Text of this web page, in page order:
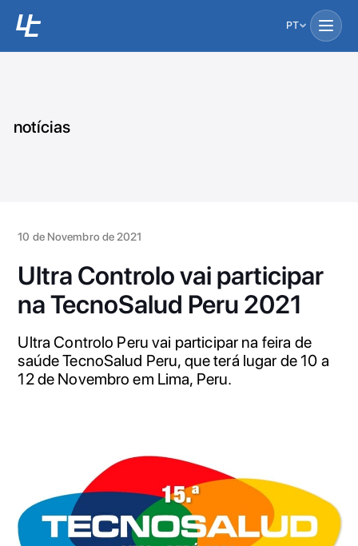
PT
notícias
10 de Novembro de 2021
Ultra Controlo vai participar
na TecnoSalud Peru 2021
Ultra Controlo Peru vai participar na feira de
saúde TecnoSalud Peru, que terá lugar de 10 a
12 de Novembro em Lima, Peru. ‍